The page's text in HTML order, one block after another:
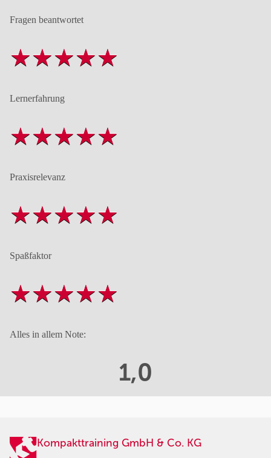
Fragen beantwortet
Lernerfahrung
Praxisrelevanz
Spaßfaktor
Alles in allem Note:
1,0
Kompakttraining GmbH & Co. KG